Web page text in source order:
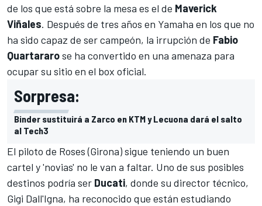
de los que está sobre la mesa es el de Maverick
Viñales. Después de tres años en Yamaha en los que no
ha sido capaz de ser campeón, la irrupción de Fabio
Quartararose ha convertido en una amenaza para
ocupar su sitio en el box oficial.
Sorpresa:
Binder sustituirá a Zarco en KTM y Lecuona dará el salto
al Tech3
El piloto de Roses (Girona) sigue teniendo un buen
cartel y 'novias' no le van a faltar. Uno de sus posibles
destinos podría ser Ducati, donde su director técnico,
Gigi Dall'Igna, ha reconocido que están estudiando